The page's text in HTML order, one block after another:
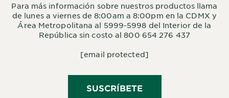
Para más información sobre nuestros productos llama
de lunes a viernes de 8:00am a 8:00pm en la CDMX y
Área Metropolitana al 5999-5998 del Interior de la
República sin costo al 800 654 276 437
[email protected]
SUSCRÍBETE